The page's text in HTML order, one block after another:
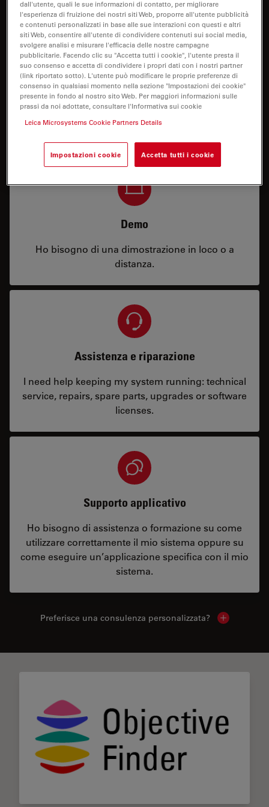
Prezzo
Demo
Ho bisogno di una dimostrazione in loco o a
distanza.
Assistenza e riparazione
I need help keeping my system running: technical
service, repairs, spare parts, upgrades or software
licenses.
Supporto applicativo
Ho bisogno di assistenza o formazione su come
utilizzare correttamente il mio sistema oppure su
come eseguire un’applicazione specifica con il mio
sistema.
Preferisce una consulenza personalizzata? Show local
dall'utente, quali le sue informazioni di contatto, per migliorare
l'esperienza di fruizione dei nostri siti Web, proporre all'utente pubblicità
e contenuti personalizzati in base alle sue interazioni con questi e altri
siti Web, consentire all'utente di condividere contenuti sui social media,
svolgere analisi e misurare l'efficacia delle nostre campagne
pubblicitarie. Facendo clic su "Accetta tutti i cookie", l'utente presta il
suo consenso e accetta di condividere i propri dati con i nostri partner
(link riportato sotto). L'utente può modificare le proprie preferenze di
consenso in qualsiasi momento nella sezione "Impostazioni dei cookie"
presente in fondo al nostro sito Web. Per maggiori informazioni sulle
prassi da noi adottate, consultare l'Informativa sui cookie
Leica Microsystems Cookie Partners Details
Impostazioni cookie Accetta tutti i cookie